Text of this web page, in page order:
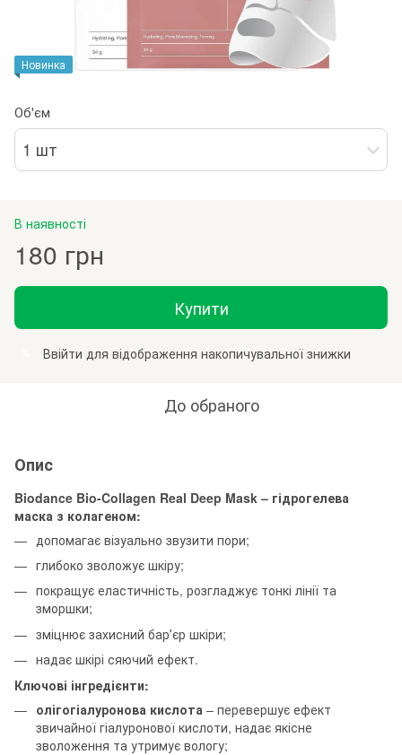
Новинка
Об'єм
1 шт
В наявності
180 грн
Купити
Ввійти для відображення накопичувальної знижки
До обраного
Опис
Biodance Bio-Collagen Real Deep Mask – гідрогелева
маска з колагеном:
допомагає візуально звузити пори;
глибоко зволожує шкіру;
покращує еластичність, розгладжує тонкі лінії та
зморшки;
зміцнює захисний барʼєр шкіри;
надає шкірі сяючий ефект.
Ключові інгредієнти:
олігогіалуронова кислота – перевершує ефект
звичайної гіалуронової кислоти, надає якісне
зволоження та утримує вологу;